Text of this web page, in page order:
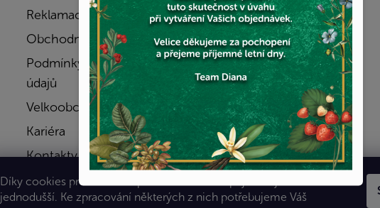
Díky cookies pro Vás bude prohlížení stránek příjemnější a
jednodušší. Ke zpracování některých z nich potřebujeme Váš
Reklamace a vrácení zboží
Obchodní podmínky
Podmínky ochrany osobních
údajů
Velkoobchod
Kariéra
Kontakty